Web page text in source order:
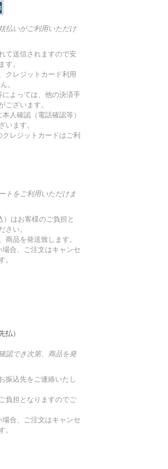
払いがご利用いただけ
て送信されますので安
。
クレジットカード利用
。
よっては、他の決済手
ございます。
人確認（電話確認等）
います。
レジットカードはご利
トをご利用いただけま
はお客様のご負担と
さい。
商品を発送致します。
合、ご注文はキャンセ
）
認でき次第、商品を発
振込先をご連絡いたし
負担となりますのでご
合、ご注文はキャンセ